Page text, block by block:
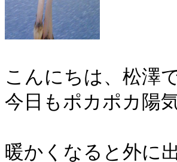
こんにちは、松澤で
今日もポカポカ陽
暖かくなると外に